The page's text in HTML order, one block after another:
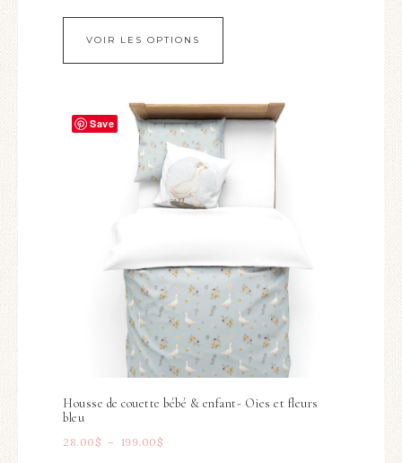
VOIR LES OPTIONS
Save
Housse de couette bébé & enfant- Oies et fleurs
bleu
28.00 $ – 199.00 $